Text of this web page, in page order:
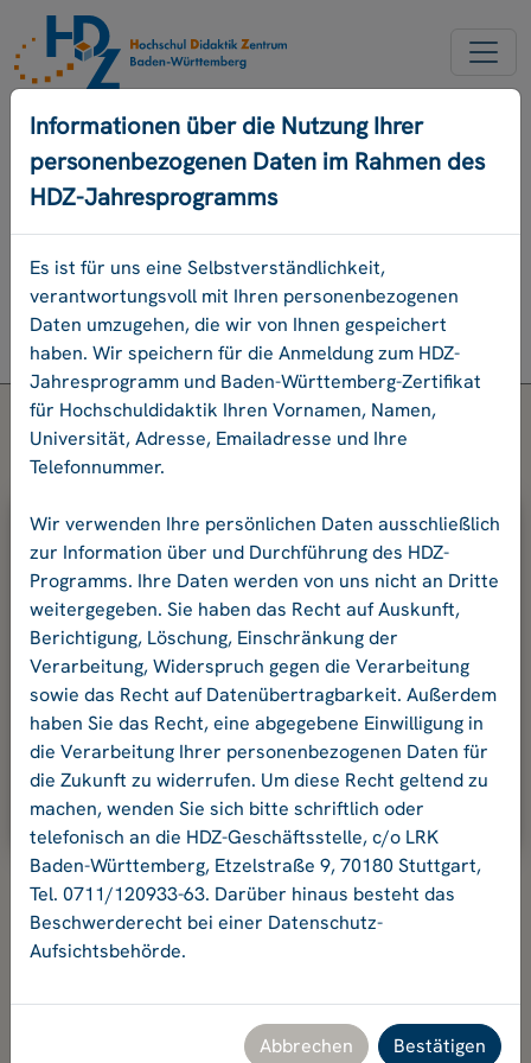
NEUER ACCOUNT
PASSWORD VERGESSEN
ENGLISCH
Programm
Login
Bitte geben Sie Ihre E-Mail-Adresse
und Ihr Passwort an.
E-Mail-Adresse:
Passwort:
Ok
Hochschuldidaktikzentrum Baden-Württemberg
Etzelstraße 9, 70180 Stuttgart, Tel. +49 711 120933-63,
Informationen über die Nutzung Ihrer
personenbezogenen Daten im Rahmen des
HDZ-Jahresprogramms
Es ist für uns eine Selbstverständlichkeit,
verantwortungsvoll mit Ihren personenbezogenen
Daten umzugehen, die wir von Ihnen gespeichert
haben. Wir speichern für die Anmeldung zum HDZ-
Jahresprogramm und Baden-Württemberg-Zertifikat
für Hochschuldidaktik Ihren Vornamen, Namen,
Universität, Adresse, Emailadresse und Ihre
Telefonnummer.
Wir verwenden Ihre persönlichen Daten ausschließlich
zur Information über und Durchführung des HDZ-
Programms. Ihre Daten werden von uns nicht an Dritte
weitergegeben. Sie haben das Recht auf Auskunft,
Berichtigung, Löschung, Einschränkung der
Verarbeitung, Widerspruch gegen die Verarbeitung
sowie das Recht auf Datenübertragbarkeit. Außerdem
haben Sie das Recht, eine abgegebene Einwilligung in
die Verarbeitung Ihrer personenbezogenen Daten für
die Zukunft zu widerrufen. Um diese Recht geltend zu
machen, wenden Sie sich bitte schriftlich oder
telefonisch an die HDZ-Geschäftsstelle, c/o LRK
Baden-Württemberg, Etzelstraße 9, 70180 Stuttgart,
Tel. 0711/120933-63. Darüber hinaus besteht das
Beschwerderecht bei einer Datenschutz-
Aufsichtsbehörde.
Abbrechen Bestätigen